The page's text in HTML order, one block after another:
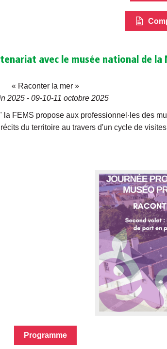
avec le musée national de la
« Raconter la mer »
2025 - 09-10-11 octobre 2025
FEMS propose aux professionnel·les des
du territoire au travers d'un cycle de
Programme